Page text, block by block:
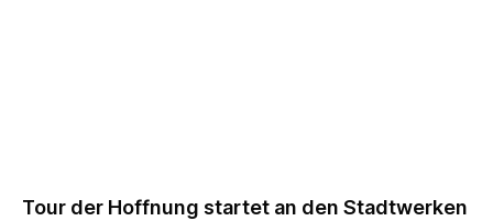
Tour der Hoffnung startet an den Stadtwerken